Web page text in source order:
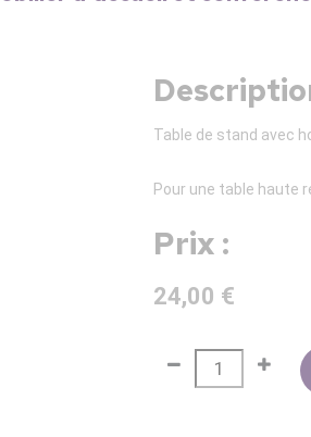
Table de stand avec
Pour une table haute
Prix :
24,00 €